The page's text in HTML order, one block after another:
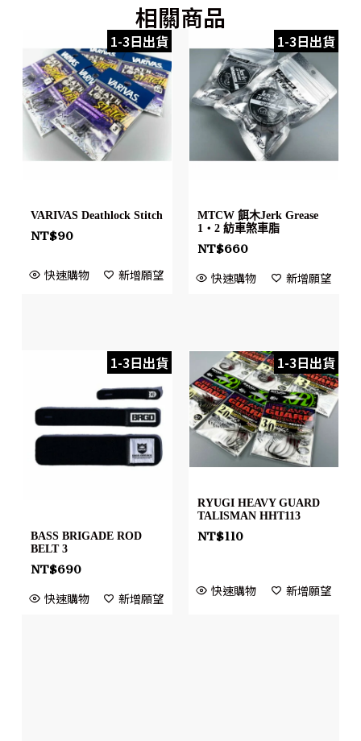
相關商品
1-3日出貨
VARIVAS Deathlock Stitch
NT$90
快速購物 新增願望
1-3日出貨
MTCW 餌木Jerk Grease
1・2 紡車煞車脂
NT$660
快速購物 新增願望
1-3日出貨
BASS BRIGADE ROD
BELT 3
NT$690
快速購物 新增願望
1-3日出貨
RYUGI HEAVY GUARD
TALISMAN HHT113
NT$110
快速購物 新增願望